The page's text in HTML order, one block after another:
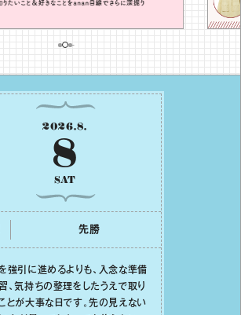
2026.8.
8
SAT
先勝
強引に進めるよりも、⼊念な準備
、気持ちの整理をしたうえで取り
とが⼤事な⽇です。先の⾒えない